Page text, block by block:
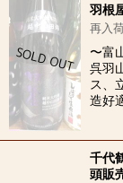
羽根
再入
〜富
呉羽
ス、
造好
千代
頭販